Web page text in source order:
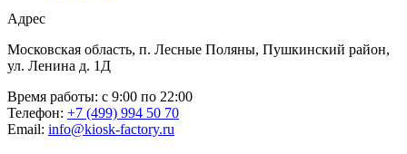
Адрес
Московская область, п. Лесные Поляны, Пушкинский район,
ул. Ленина д. 1Д
Время работы: с 9:00 по 22:00
Телефон: +7 (499) 994 50 70
Email: info@kiosk-factory.ru